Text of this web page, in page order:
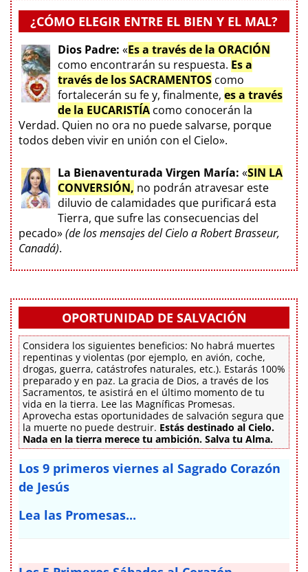
¿CÓMO ELEGIR ENTRE EL BIEN Y EL MAL?
Dios Padre: «Es a través de la ORACIÓN
como encontrarán su respuesta. Es a
través de los SACRAMENTOS como
fortalecerán su fe y, finalmente, es a través
de la EUCARISTÍA como conocerán la
Verdad. Quien no ora no puede salvarse, porque
todos deben vivir en unión con el Cielo».
La Bienaventurada Virgen María: «SIN LA
CONVERSIÓN, no podrán atravesar este
diluvio de calamidades que purificará esta
Tierra, que sufre las consecuencias del
pecado»(de los mensajes del Cielo a Robert Brasseur,
Canadá).
OPORTUNIDAD DE SALVACIÓN
Considera los siguientes beneficios: No habrá muertes
repentinas y violentas (por ejemplo, en avión, coche,
drogas, guerra, catástrofes naturales, etc.). Estarás 100%
preparado y en paz. La gracia de Dios, a través de los
Sacramentos, te asistirá en el último momento de tu
vida en la tierra. Lee las Magníficas Promesas.
Aprovecha estas oportunidades de salvación segura que
la muerte no puede destruir. Estás destinado al Cielo.
Nada en la tierra merece tu ambición. Salva tu Alma.
Los 9 primeros viernes al Sagrado Corazón
de Jesús
Lea las Promesas...